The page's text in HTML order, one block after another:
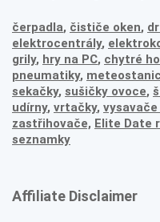
čerpadla, čističe oken,
elektrocentrály,
grily, hry na PC, chytré
pneumatiky,
sekačky, sušičky ovoce,
udírny, vrtačky,
zastřihovače, Elite Date
seznamky
Affiliate Disclaimer